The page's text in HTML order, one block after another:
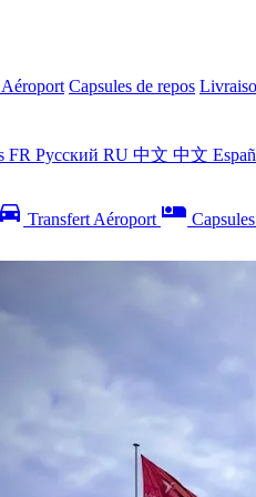
Capsules de repos
FR Русский RU 中文 中文
directions_car Transfert Aéroport airline_seat_individual_suite